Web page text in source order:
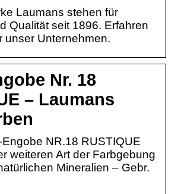
Laumans stehen für
Qualität seit 1896. Erfahren
unser Unternehmen.
Nr. 18
– Laumans
NR.18 RUSTIQUE
weiteren Art der Farbgebung
Mineralien – Gebr.